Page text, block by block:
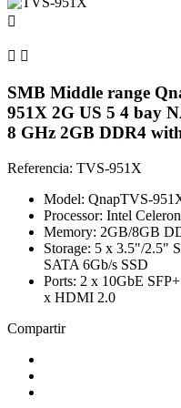

 
SMB Middle range
951X 2G US 5 4 bay
8 GHz 2GB DDR4
Referencia: TVS-951X
Model: QnapTVS-
Processor: Intel
Memory: 2GB/8GB
Storage: 5 x 3.5"/2.5"
SATA 6Gb/s SSD
Ports: 2 x 10GbE
x HDMI 2.0
Compartir